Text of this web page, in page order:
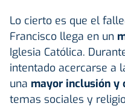
Lo cierto es que el
Francisco llega en un
Iglesia Católica.
intentado acercarse a
una mayor inclusión y
temas sociales y